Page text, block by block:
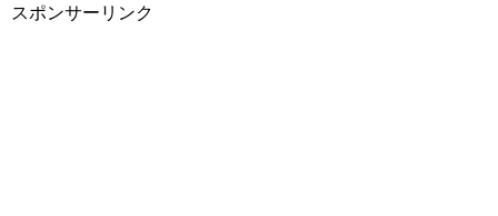
スポンサーリンク